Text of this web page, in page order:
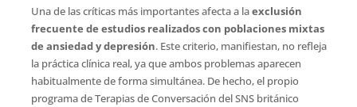
Una de las críticas más importantes afecta a laexclusión
frecuente de estudios realizados con poblaciones mixtas
de ansiedad y depresión. Este criterio, manifiestan, no refleja
la práctica clínica real, ya que ambos problemas aparecen
habitualmente de forma simultánea. De hecho, el propio
programa de Terapias de Conversación del SNS británico